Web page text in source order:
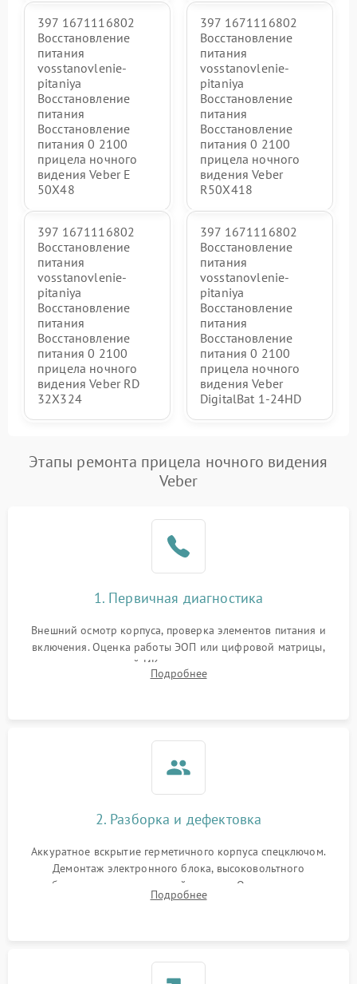
397 1671116802
Восстановление
питания
vosstanovlenie-
pitaniya
Восстановление
питания
Восстановление
питания 0 2100
прицела ночного
видения Veber E
50X48
397 1671116802
Восстановление
питания
vosstanovlenie-
pitaniya
Восстановление
питания
Восстановление
питания 0 2100
прицела ночного
видения Veber
R50X418
397 1671116802
Восстановление
питания
vosstanovlenie-
pitaniya
Восстановление
питания
Восстановление
питания 0 2100
прицела ночного
видения Veber RD
32X324
397 1671116802
Восстановление
питания
vosstanovlenie-
pitaniya
Восстановление
питания
Восстановление
питания 0 2100
прицела ночного
видения Veber
DigitalBat 1-24HD
Этапы ремонта прицела ночного видения
Veber
1. Первичная диагностика
Внешний осмотр корпуса, проверка элементов питания и
включения. Оценка работы ЭОП или цифровой матрицы,
проверка встроенной ИК-подсветки и механизма выверки
прицельной сетки. Выявление видимых дефектов оптики и
Подробнее
2. Разборка и дефектовка
Аккуратное вскрытие герметичного корпуса спецключом.
Демонтаж электронного блока, высоковольтного
преобразователя и оптической системы. Осмотр контактов
на окисление и проверка целостности уплотнительных
Подробнее